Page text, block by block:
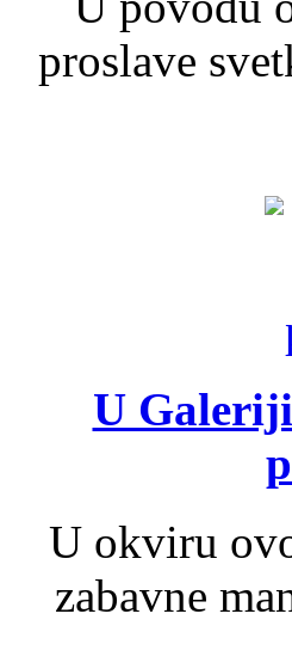
proslave
U
U okviru
zabavne